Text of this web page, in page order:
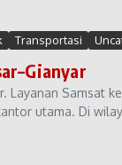
Transportasi
Layanan Samsat
utama. Di